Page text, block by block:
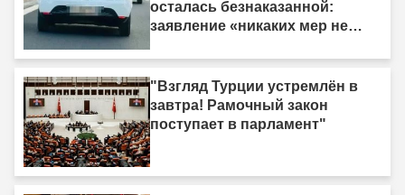
осталась безнаказанной:
заявление «никаких мер не
"Взгляд Турции устремлён в
завтра! Рамочный закон
поступает в парламент"